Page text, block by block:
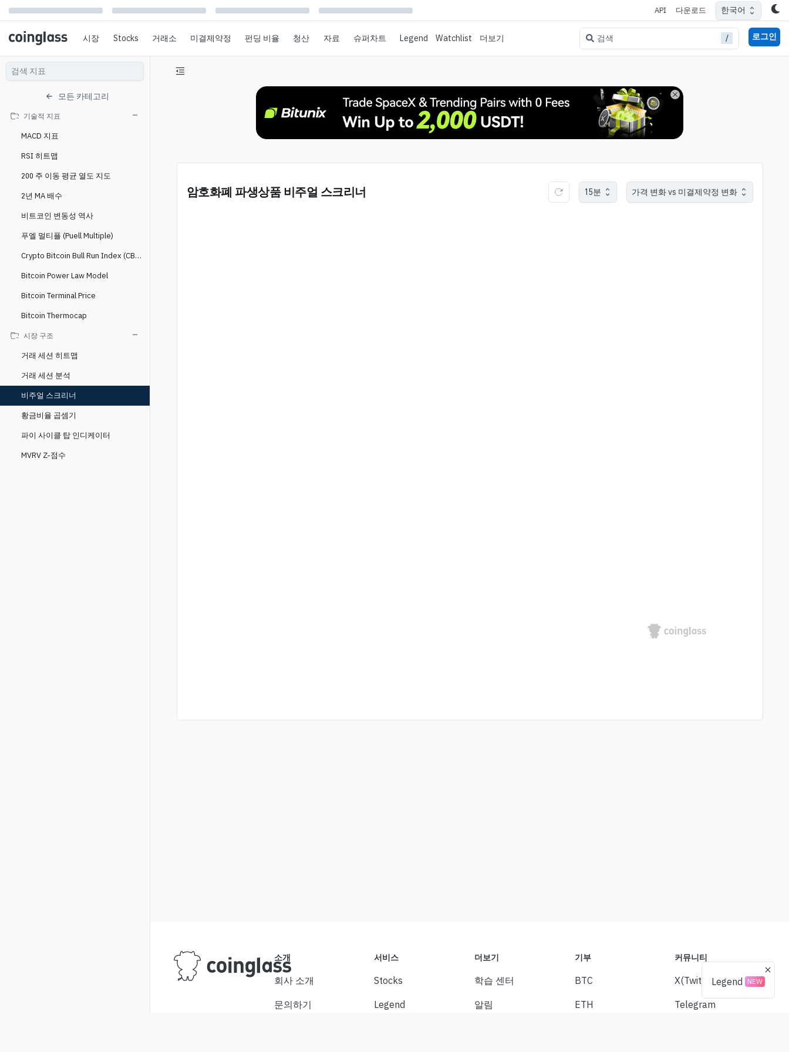
Legend NEW
API 다운로드 한국어
시장 Stocks 거래소 미결제약정 펀딩 비율 청산 자료 슈퍼차트 Legend Watchlist 더보기 검색 / 로그인
모든 카테고리
기술적 지표
MACD 지표
RSI 히트맵
200 주 이동 평균 열도 지도
2년 MA 배수
비트코인 변동성 역사
푸엘 멀티플 (Puell Multiple)
Crypto Bitcoin Bull Run Index (CBBI)
Bitcoin Power Law Model
Bitcoin Terminal Price
Bitcoin Thermocap
시장 구조
거래 세션 히트맵
거래 세션 분석
비주얼 스크리너
황금비율 곱셈기
파이 사이클 탑 인디케이터
MVRV Z-점수
암호화폐 파생상품 비주얼 스크리너 15분 가격 변화 vs 미결제약정 변화
소개
회사 소개
문의하기
서비스
Stocks
Legend
더보기
학습 센터
알림
기부
BTC
ETH
커뮤니티
X(Twitter)
Telegram